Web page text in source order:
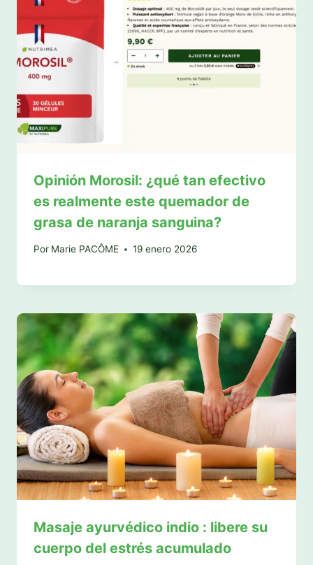
Opinión Morosil: ¿qué tan efectivo
es realmente este quemador de
grasa de naranja sanguina?
Por Marie PACÔME 19 enero 2026
Masaje ayurvédico indio : libere su
cuerpo del estrés acumulado